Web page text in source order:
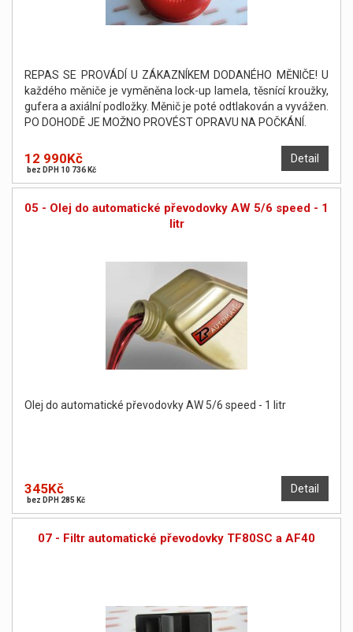
REPAS SE PROVÁDÍ U ZÁKAZNÍKEM DODANÉHO MĚNIČE! U
každého měniče je vyměněna lock-up lamela, těsnící kroužky,
gufera a axiální podložky. Měnič je poté odtlakován a vyvážen.
PO DOHODĚ JE MOŽNO PROVÉST OPRAVU NA POČKÁNÍ.
Detail
12 990Kč
bez DPH 10 736 Kč
05 - Olej do automatické převodovky AW 5/6 speed - 1
litr
Olej do automatické převodovky AW 5/6 speed - 1 litr
Detail
345Kč
bez DPH 285 Kč
07 - Filtr automatické převodovky TF80SC a AF40